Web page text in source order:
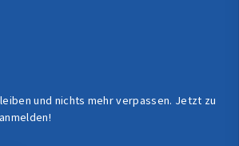
und nichts mehr verpassen. Jetzt zu